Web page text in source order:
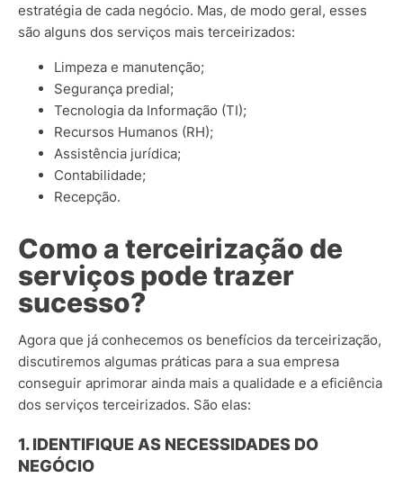
estratégia de cada negócio. Mas, de modo geral, esses
são alguns dos serviços mais terceirizados:
Limpeza e manutenção;
Segurança predial;
Tecnologia da Informação (TI);
Recursos Humanos (RH);
Assistência jurídica;
Contabilidade;
Recepção.
Como a terceirização de
serviços pode trazer
sucesso?
Agora que já conhecemos os benefícios da terceirização,
discutiremos algumas práticas para a sua empresa
conseguir aprimorar ainda mais a qualidade e a eficiência
dos serviços terceirizados. São elas:
1. IDENTIFIQUE AS NECESSIDADES DO
NEGÓCIO